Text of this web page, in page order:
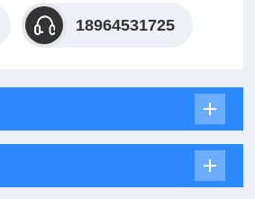
18964531725